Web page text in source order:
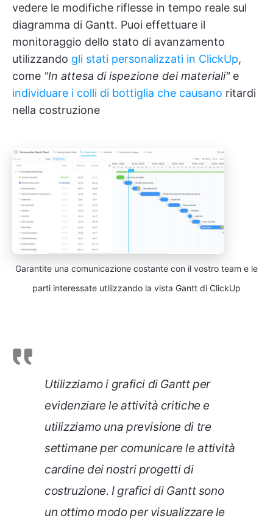
vedere le modifiche riflesse in tempo reale sul
diagramma di Gantt. Puoi effettuare il
monitoraggio dello stato di avanzamento
utilizzando gli stati personalizzati in ClickUp,
come "In attesa di ispezione dei materiali" e
individuare i colli di bottiglia che causano ritardi
nella costruzione
Garantite una comunicazione costante con il vostro team e le
parti interessate utilizzando la vista Gantt di ClickUp
Utilizziamo i grafici di Gantt per
evidenziare le attività critiche e
utilizziamo una previsione di tre
settimane per comunicare le attività
cardine dei nostri progetti di
costruzione. I grafici di Gantt sono
un ottimo modo per visualizzare le